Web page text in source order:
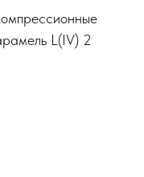
L(IV) 2